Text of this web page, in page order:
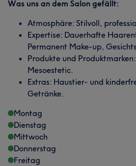
Was uns an dem Salon gefällt:
Atmosphäre: Stilvoll,
Expertise: Dauerhafte
Permanent Make-up,
Produkte und
Mesoestetic.
Extras: Haustier- und
Getränke.
Montag
Dienstag
Mittwoch
Donnerstag
Freitag